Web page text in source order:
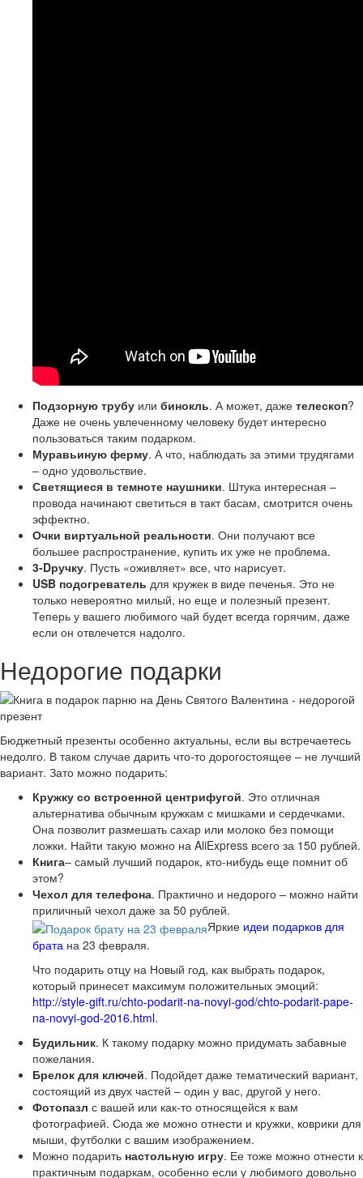
Подзорную трубу или бинокль. А может, даже телескоп?
Даже не очень увлеченному человеку будет интересно
пользоваться таким подарком.
Муравьиную ферму. А что, наблюдать за этими трудягами
– одно удовольствие.
Светящиеся в темноте наушники. Штука интересная –
провода начинают светиться в такт басам, смотрится очень
эффектно.
Очки виртуальной реальности. Они получают все
большее распространение, купить их уже не проблема.
3-Dручку. Пусть «оживляет» все, что нарисует.
USB подогреватель для кружек в виде печенья. Это не
только невероятно милый, но еще и полезный презент.
Теперь у вашего любимого чай будет всегда горячим, даже
если он отвлечется надолго.
Недорогие подарки
Бюджетный презенты особенно актуальны, если вы встречаетесь
недолго. В таком случае дарить что-то дорогостоящее – не лучший
вариант. Зато можно подарить:
Кружку со встроенной центрифугой. Это отличная
альтернатива обычным кружкам с мишками и сердечками.
Она позволит размешать сахар или молоко без помощи
ложки. Найти такую можно на AliExpress всего за 150 рублей.
Книга– самый лучший подарок, кто-нибудь еще помнит об
этом?
Чехол для телефона. Практично и недорого – можно найти
приличный чехол даже за 50 рублей.
Яркие идеи подарков для
брата на 23 февраля.
Что подарить отцу на Новый год, как выбрать подарок,
который принесет максимум положительных эмоций:
http://style-gift.ru/chto-podarit-na-novyi-god/chto-podarit-pape-
na-novyi-god-2016.html.
Будильник. К такому подарку можно придумать забавные
пожелания.
Брелок для ключей. Подойдет даже тематический вариант,
состоящий из двух частей – один у вас, другой у него.
Фотопазл с вашей или как-то относящейся к вам
фотографией. Сюда же можно отнести и кружки, коврики для
мыши, футболки с вашим изображением.
Можно подарить настольную игру. Ее тоже можно отнести к
практичным подаркам, особенно если у любимого довольно